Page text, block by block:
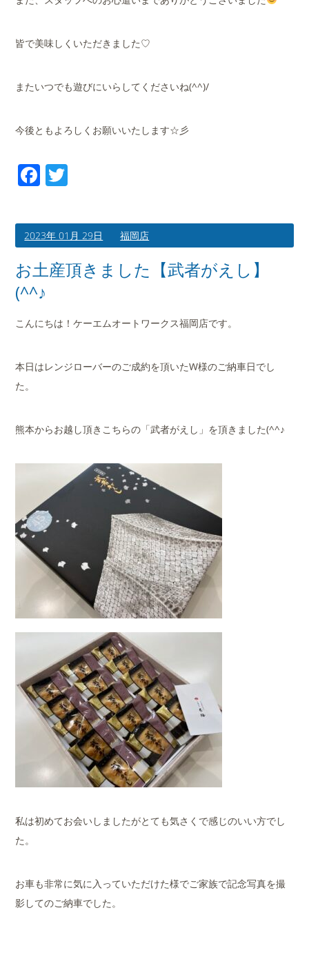
皆で美味しくいただきました♡
またいつでも遊びにいらしてくださいね(^^)/
今後ともよろしくお願いいたします☆彡
Facebook
2023年 01月 29日 福岡店
お土産頂きました【武者がえし】
(^^♪
こんにちは！ケーエムオートワークス福岡店です。
本日はレンジローバーのご成約を頂いたW様のご納車日でし
た。
熊本からお越し頂きこちらの「武者がえし」を頂きました(^^♪
私は初めてお会いしましたがとても気さくで感じのいい方でし
た。
お車も非常に気に入っていただけた様でご家族で記念写真を撮
影してのご納車でした。